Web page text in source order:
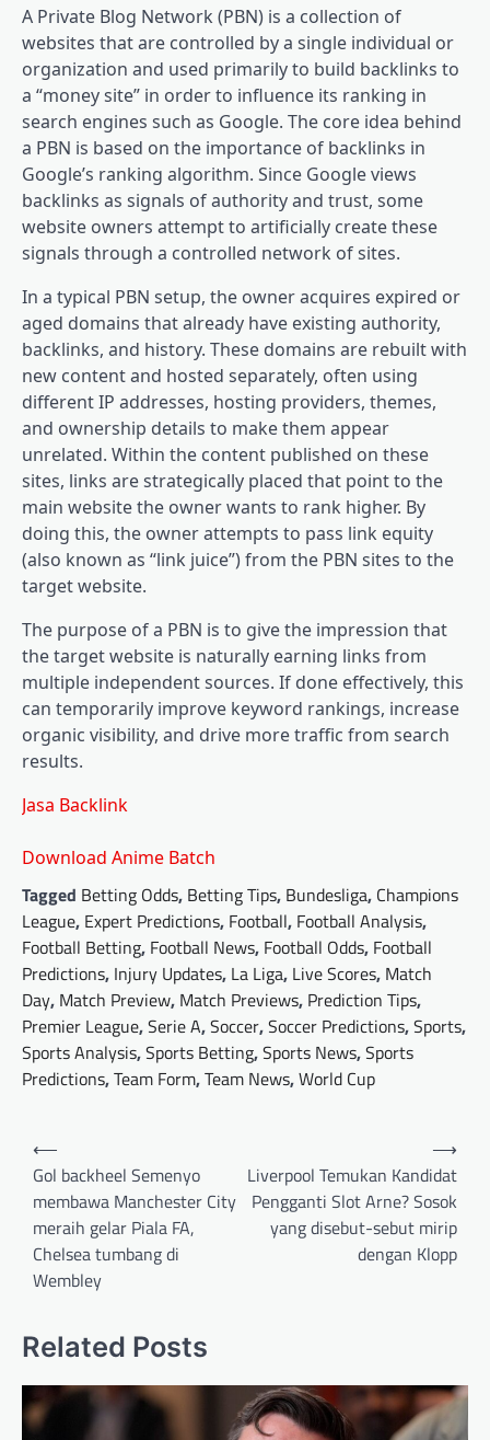
A Private Blog Network (PBN) is a collection of
websites that are controlled by a single individual or
organization and used primarily to build backlinks to
a “money site” in order to influence its ranking in
search engines such as Google. The core idea behind
a PBN is based on the importance of backlinks in
Google’s ranking algorithm. Since Google views
backlinks as signals of authority and trust, some
website owners attempt to artificially create these
signals through a controlled network of sites.
In a typical PBN setup, the owner acquires expired or
aged domains that already have existing authority,
backlinks, and history. These domains are rebuilt with
new content and hosted separately, often using
different IP addresses, hosting providers, themes,
and ownership details to make them appear
unrelated. Within the content published on these
sites, links are strategically placed that point to the
main website the owner wants to rank higher. By
doing this, the owner attempts to pass link equity
(also known as “link juice”) from the PBN sites to the
target website.
The purpose of a PBN is to give the impression that
the target website is naturally earning links from
multiple independent sources. If done effectively, this
can temporarily improve keyword rankings, increase
organic visibility, and drive more traffic from search
results.
Jasa Backlink
Download Anime Batch
Tagged Betting Odds, Betting Tips, Bundesliga, Champions
League, Expert Predictions, Football, Football Analysis,
Football Betting, Football News, Football Odds, Football
Predictions, Injury Updates, La Liga, Live Scores, Match
Day, Match Preview, Match Previews, Prediction Tips,
Premier League,Serie A,Soccer,Soccer Predictions,Sports,
Sports Analysis,Sports Betting,Sports News,Sports
Predictions,Team Form,Team News,World Cup
Post
navigation
⟵
Gol backheel Semenyo
membawa Manchester City
meraih gelar Piala FA,
Chelsea tumbang di
Wembley
Liverpool Temukan Kandidat
Pengganti Slot Arne? Sosok
yang disebut-sebut mirip
dengan Klopp
⟶
Related Posts